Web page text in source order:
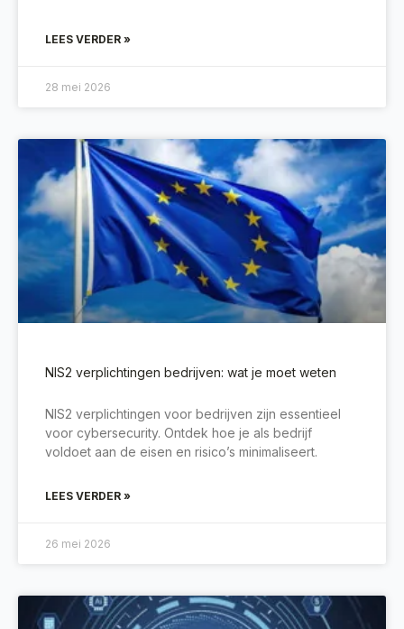
LEES VERDER »
28 mei 2026
NIS2 verplichtingen bedrijven: wat je moet weten
NIS2 verplichtingen voor bedrijven zijn essentieel
voor cybersecurity. Ontdek hoe je als bedrijf
voldoet aan de eisen en risico’s minimaliseert.
LEES VERDER »
26 mei 2026